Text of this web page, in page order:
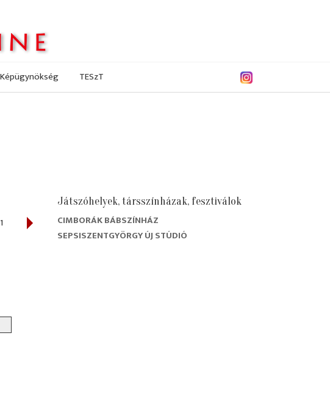
Képügynökség TESzT
2019/2020 2018/2019
Játszóhelyek, társszínházak, fesztiválok
CIMBORÁK BÁBSZÍNHÁZ
SEPSISZENTGYÖRGY ÚJ STÚDIÓ